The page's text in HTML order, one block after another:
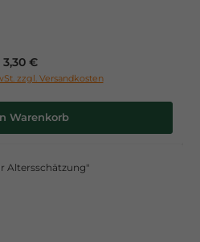
Regulärer Preis:
3,30 €
zzgl. Versandkosten
Warenkorb